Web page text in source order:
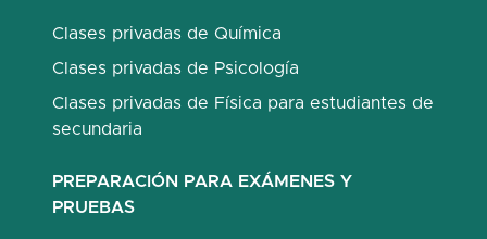
Clases privadas de Química
Clases privadas de Psicología
Clases privadas de Física para estudiantes de
secundaria
PREPARACIÓN PARA EXÁMENES Y
PRUEBAS